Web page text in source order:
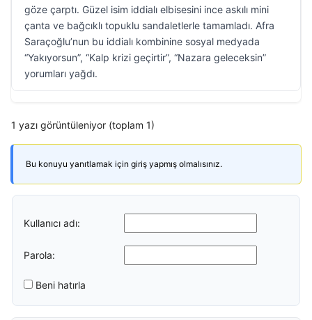
göze çarptı. Güzel isim iddialı elbisesini ince askılı mini
çanta ve bağcıklı topuklu sandaletlerle tamamladı. Afra
Saraçoğlu’nun bu iddialı kombinine sosyal medyada
“Yakıyorsun”, “Kalp krizi geçirtir”, “Nazara geleceksin”
yorumları yağdı.
1 yazı görüntüleniyor (toplam 1)
Bu konuyu yanıtlamak için giriş yapmış olmalısınız.
Kullanıcı adı:
Parola:
Beni hatırla